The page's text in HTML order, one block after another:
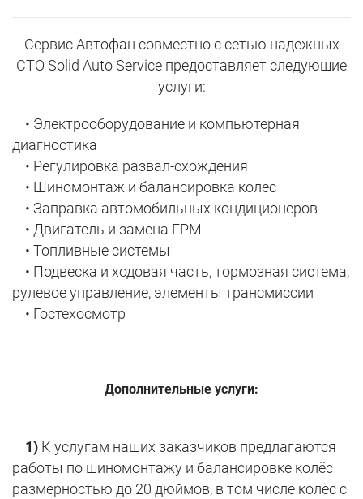
Сервис Автофан совместно с сетью надежных
СТО Solid Auto Service предоставляет следующие
услуги:
• Электрооборудование и компьютерная
диагностика
• Регулировка развал-схождения
• Шиномонтаж и балансировка колес
• Заправка автомобильных кондиционеров
• Двигатель и замена ГРМ
• Топливные системы
• Подвеска и ходовая часть, тормозная система,
рулевое управление, элементы трансмиссии
• Гостехосмотр
Дополнительные услуги:
1) К услугам наших заказчиков предлагаются
работы по шиномонтажу и балансировке колёс
размерностью до 20 дюймов, в том числе колёс с